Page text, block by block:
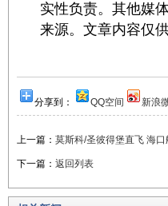
实性负责。其他媒
来源。文章内容仅
分享到： QQ空间 新浪
上一篇： 莫斯科/圣彼得堡直飞 海
下一篇： 返回列表